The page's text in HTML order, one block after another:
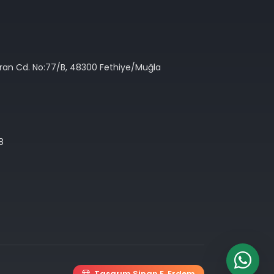
Cd. No:77/B, 48300 Fethiye/Muğla